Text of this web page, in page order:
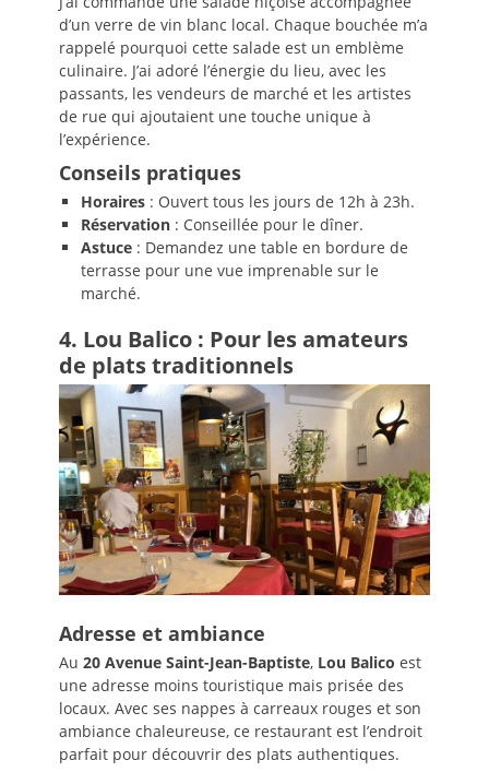
d’un verre de vin blanc local. Chaque bouchée m’a
rappelé pourquoi cette salade est un emblème
culinaire. J’ai adoré l’énergie du lieu, avec les
passants, les vendeurs de marché et les artistes
de rue qui ajoutaient une touche unique à
l’expérience.
Conseils pratiques
Horaires : Ouvert tous les jours de 12h à 23h.
Réservation : Conseillée pour le dîner.
Astuce : Demandez une table en bordure de
terrasse pour une vue imprenable sur le
marché.
4. Lou Balico : Pour les amateurs
de plats traditionnels
Adresse et ambiance
Au 20 Avenue Saint-Jean-Baptiste, Lou Balico est
une adresse moins touristique mais prisée des
locaux. Avec ses nappes à carreaux rouges et son
ambiance chaleureuse, ce restaurant est l’endroit
parfait pour découvrir des plats authentiques.